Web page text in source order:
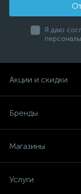
Я даю
Акции и скидки
Бренды
Магазины
Услуги